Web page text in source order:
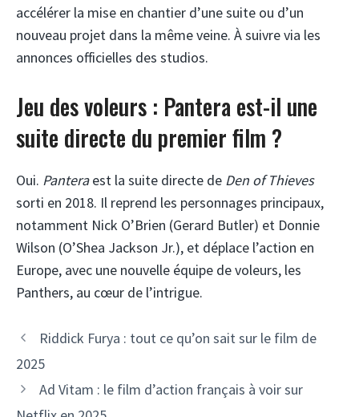
accélérer la mise en chantier d’une suite ou d’un
nouveau projet dans la même veine. À suivre via les
annonces officielles des studios.
Jeu des voleurs : Pantera est-il une
suite directe du premier film ?
Oui. Panteraest la suite directe de Den of Thieves
sorti en 2018. Il reprend les personnages principaux,
notamment Nick O’Brien (Gerard Butler) et Donnie
Wilson (O’Shea Jackson Jr.), et déplace l’action en
Europe, avec une nouvelle équipe de voleurs, les
Panthers, au cœur de l’intrigue.
Riddick Furya : tout ce qu’on sait sur le film de
2025
Ad Vitam : le film d’action français à voir sur